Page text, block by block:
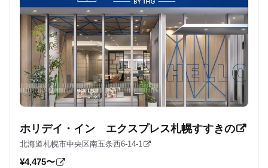
ホリデイ・イン エクスプレス札幌すすきの
北海道札幌市中央区南五条西6-14-1
¥4,475〜